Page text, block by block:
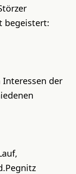
begeistert:
der